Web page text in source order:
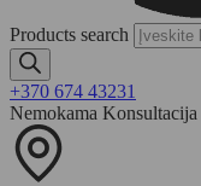
Products search
+370 674 43231
Nemokama Konsultacija